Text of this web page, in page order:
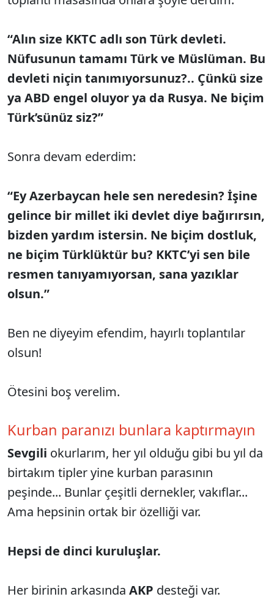
“Alın size KKTC adlı son Türk devleti.
Nüfusunun tamamı Türk ve Müslüman. Bu
devleti niçin tanımıyorsunuz?.. Çünkü size
ya ABD engel oluyor ya da Rusya. Ne biçim
Türk’sünüz siz?”
Sonra devam ederdim:
“Ey Azerbaycan hele sen neredesin? İşine
gelince bir millet iki devlet diye bağırırsın,
bizden yardım istersin. Ne biçim dostluk,
ne biçim Türklüktür bu? KKTC’yi sen bile
resmen tanıyamıyorsan, sana yazıklar
olsun.”
Ben ne diyeyim efendim, hayırlı toplantılar
olsun!
Ötesini boş verelim.
Kurban paranızı bunlara kaptırmayın
Sevgili okurlarım, her yıl olduğu gibi bu yıl da
birtakım tipler yine kurban parasının
peşinde... Bunlar çeşitli dernekler, vakıflar...
Ama hepsinin ortak bir özelliği var.
Hepsi de dinci kuruluşlar.
Her birinin arkasında AKP desteği var.